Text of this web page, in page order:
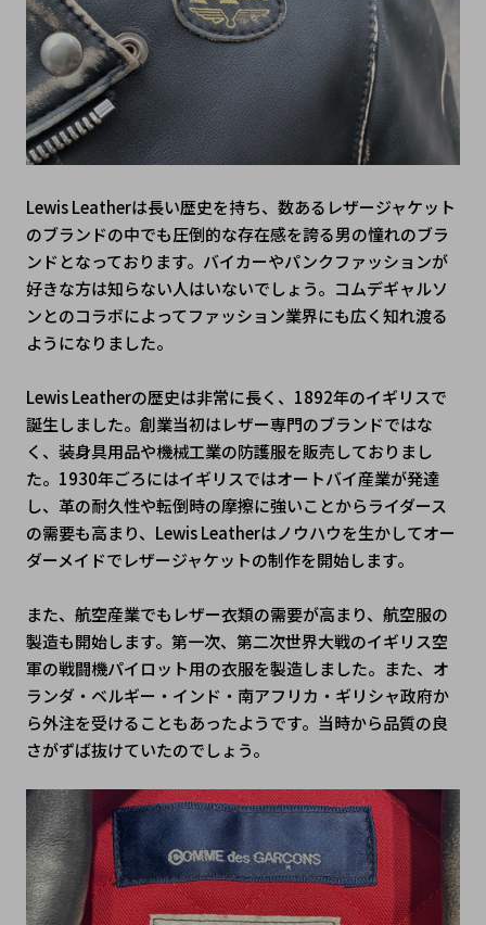
Lewis Leatherは長い歴史を持ち、数あるレザージャケット
のブランドの中でも圧倒的な存在感を誇る男の憧れのブラ
ンドとなっております。バイカーやパンクファッションが
好きな方は知らない人はいないでしょう。コムデギャルソ
ンとのコラボによってファッション業界にも広く知れ渡る
ようになりました。
Lewis Leatherの歴史は非常に長く、1892年のイギリスで
誕生しました。創業当初はレザー専門のブランドではな
く、装身具用品や機械工業の防護服を販売しておりまし
た。1930年ごろにはイギリスではオートバイ産業が発達
し、革の耐久性や転倒時の摩擦に強いことからライダース
の需要も高まり、Lewis Leatherはノウハウを生かしてオー
ダーメイドでレザージャケットの制作を開始します。
また、航空産業でもレザー衣類の需要が高まり、航空服の
製造も開始します。第一次、第二次世界大戦のイギリス空
軍の戦闘機パイロット用の衣服を製造しました。また、オ
ランダ・ベルギー・インド・南アフリカ・ギリシャ政府か
ら外注を受けることもあったようです。当時から品質の良
さがずば抜けていたのでしょう。